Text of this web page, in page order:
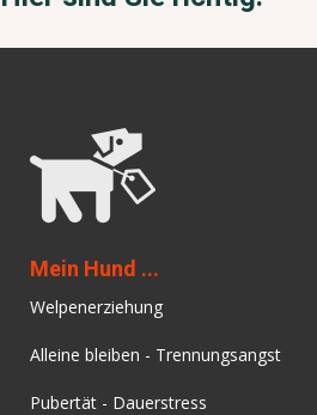
Mein Hund ...
Welpenerziehung
Alleine bleiben - Trennungsangst
Pubertät - Dauerstress